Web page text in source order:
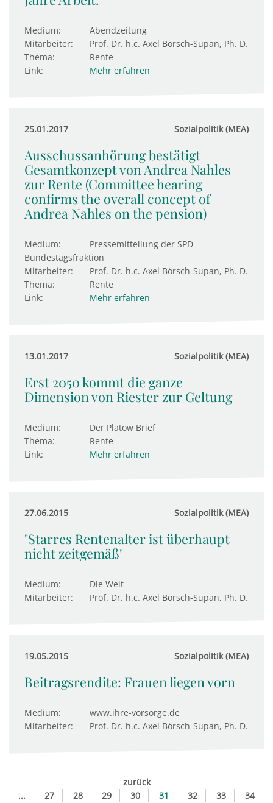
Medium:
Abendzeitung
Mitarbeiter:
Prof. Dr. h.c. Axel Börsch-Supan, Ph. D.
Thema:
Rente
Link:
Mehr erfahren
25.01.2017 Sozialpolitik (MEA)
Ausschussanhörung bestätigt
Gesamtkonzept von Andrea Nahles
zur Rente (Committee hearing
confirms the overall concept of
Andrea Nahles on the pension)
Medium:
Pressemitteilung der SPD
Bundestagsfraktion
Mitarbeiter:
Prof. Dr. h.c. Axel Börsch-Supan, Ph. D.
Thema:
Rente
Link:
Mehr erfahren
13.01.2017 Sozialpolitik (MEA)
Erst 2050 kommt die ganze
Dimension von Riester zur Geltung
Medium:
Der Platow Brief
Thema:
Rente
Link:
Mehr erfahren
27.06.2015 Sozialpolitik (MEA)
"Starres Rentenalter ist überhaupt
nicht zeitgemäß"
Medium:
Die Welt
Mitarbeiter:
Prof. Dr. h.c. Axel Börsch-Supan, Ph. D.
19.05.2015 Sozialpolitik (MEA)
Beitragsrendite: Frauen liegen vorn
Medium:
www.ihre-vorsorge.de
Mitarbeiter:
Prof. Dr. h.c. Axel Börsch-Supan, Ph. D.
zurück
...
27 28 29 30 31 32 33
34